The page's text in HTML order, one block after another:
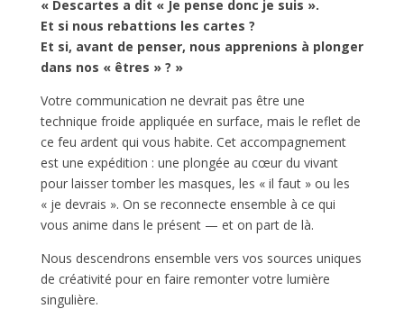
« Descartes a dit « Je pense donc je suis ».
Et si nous rebattions les cartes ?
Et si, avant de penser, nous apprenions à plonger
dans nos « êtres » ? »
Votre communication ne devrait pas être une
technique froide appliquée en surface, mais le reflet de
ce feu ardent qui vous habite. Cet accompagnement
est une expédition : une plongée au cœur du vivant
pour laisser tomber les masques, les « il faut » ou les
« je devrais ». On se reconnecte ensemble à ce qui
vous anime dans le présent — et on part de là.
Nous descendrons ensemble vers vos sources uniques
de créativité pour en faire remonter votre lumière
singulière.